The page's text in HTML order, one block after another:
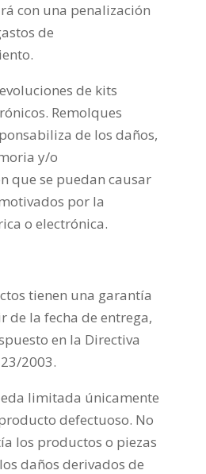
con una penalización
de
de kits
Remolques
de los daños,
y/o
que se puedan causar
por la
o electrónica.
tienen una garantía
de la fecha de entrega,
en la Directiva
2003.
limitada únicamente
defectuoso. No
los productos o piezas
daños derivados de